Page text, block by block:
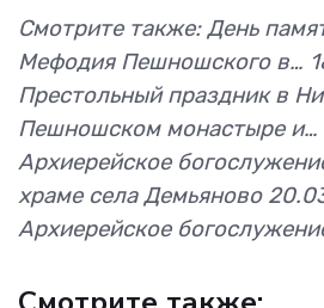
Смотрите также: День
Мефодия Пешношского в…
Престольный праздник в
Пешношском монастыре и…
Архиерейское
храме села Демьяново
Архиерейское